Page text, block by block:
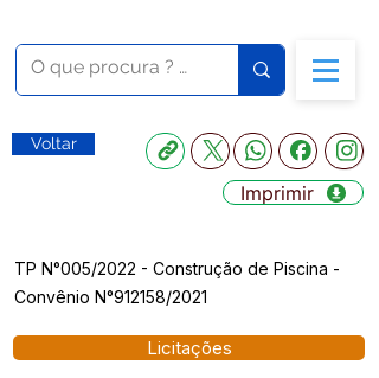
Voltar
Imprimir
TP N°005/2022 - Construção de Piscina -
Convênio N°912158/2021
Licitações